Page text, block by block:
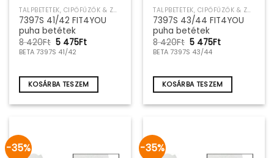
TALPBETÉTEK, CIPŐFŰZŐK & ZOKNIK
7397S 41/42 FIT4YOU
puha betétek
8 420Ft Original
price
was:
5 475FtCurrent
BETA 7397S 41/42
KOSÁRBA TESZEM
TALPBETÉTEK, CIPŐFŰZŐK & ZOKNIK
7397S 43/44 FIT4YOU
puha betétek
8 420Ft Original
price
was:
5 475FtCurrent
BETA 7397S 43/44
KOSÁRBA TESZEM
-35% -35%